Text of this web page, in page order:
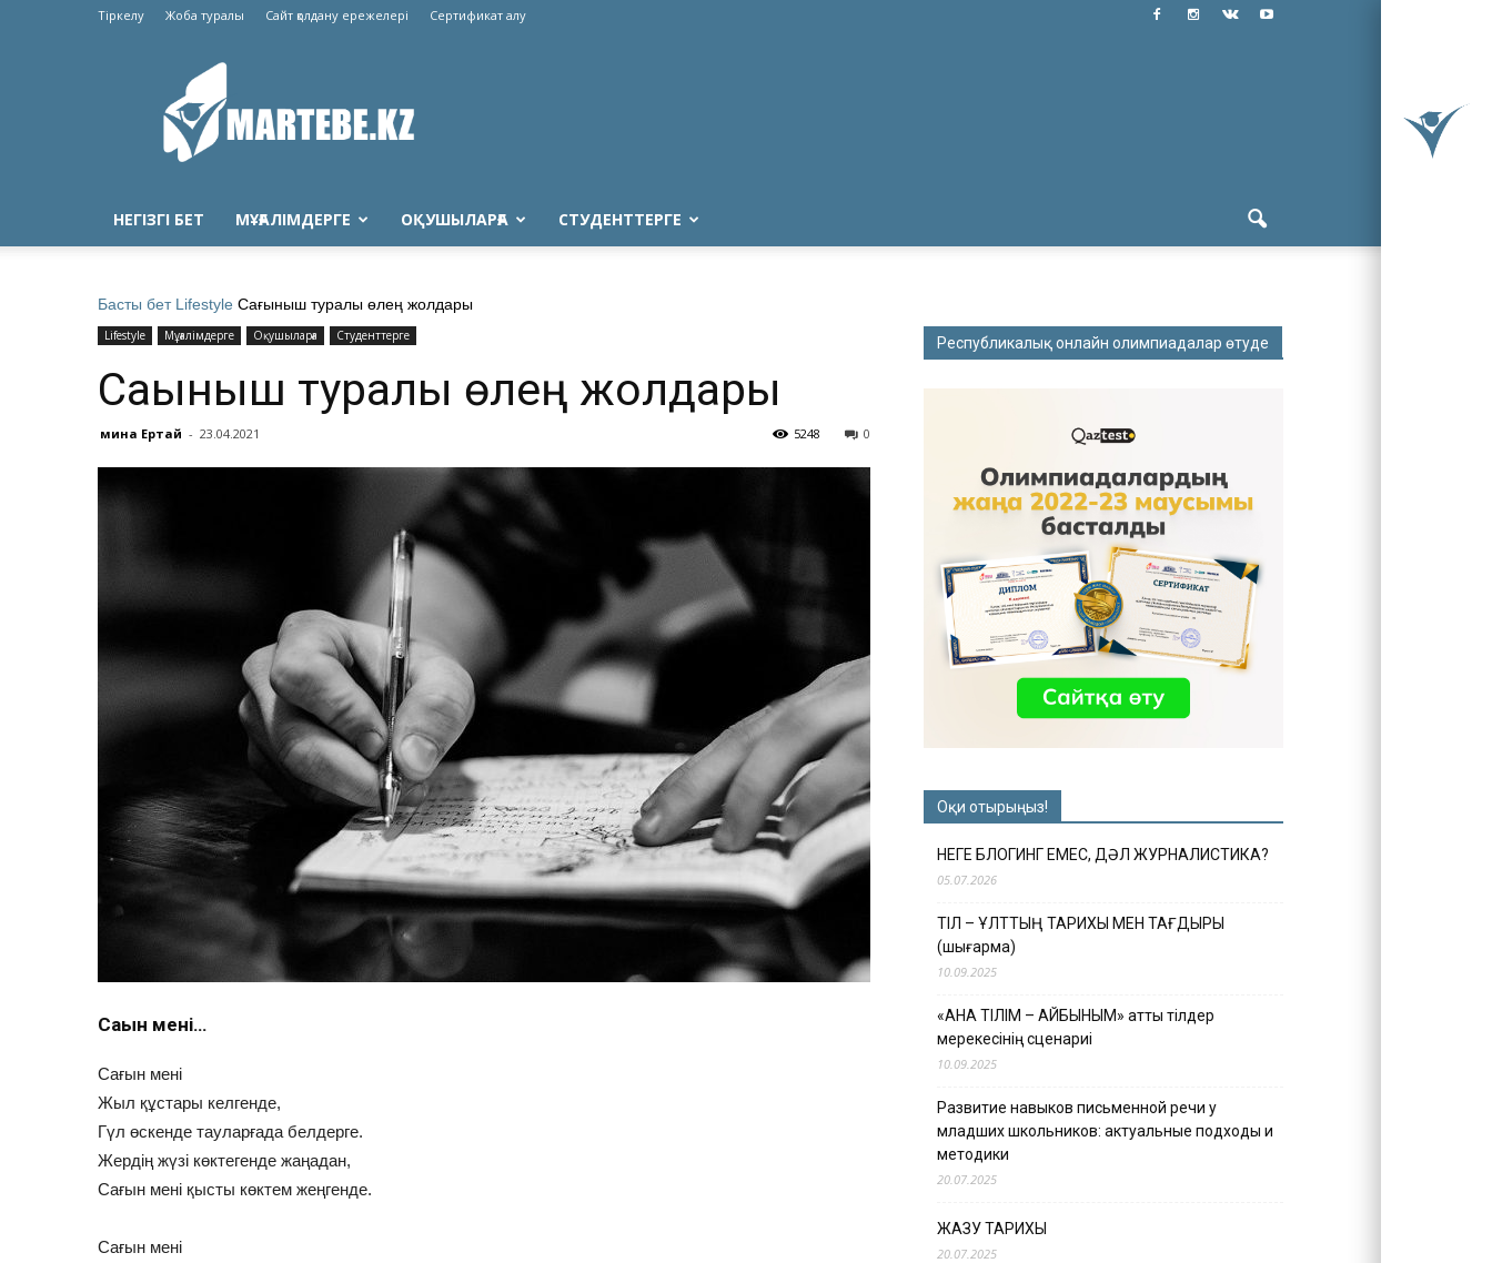
Тіркелу Жоба туралы Сайт қолдану ережелері Сертификат алу
Martebe.kz
білім
сайты
НЕГІЗГІ БЕТ МҰҒАЛІМДЕРГЕ ОҚУШЫЛАРҒА СТУДЕНТТЕРГЕ
Басты бет Lifestyle Сағыныш туралы өлең жолдары
Lifestyle Мұғалімдерге Оқушыларға Студенттерге
Сағыныш туралы өлең жолдары
Әмина Ертай - 23.04.2021 0
5248
Сағын мені…
Сағын мені
Жыл құстары келгенде,
Гүл өскенде тауларғада белдерге.
Жердің жүзі көктегенде жаңадан,
Сағын мені қысты көктем жеңгенде.
Сағын мені
Республикалық онлайн олимпиадалар өтуде
Оқи отырыңыз!
НЕГЕ БЛОГИНГ ЕМЕС, ДӘЛ ЖУРНАЛИСТИКА?
05.07.2026
ТІЛ – ҰЛТТЫҢ ТАРИХЫ МЕН ТАҒДЫРЫ
(шығарма)
10.09.2025
«АНА ТІЛІМ – АЙБЫНЫМ» атты тілдер
мерекесінің сценариі
10.09.2025
Развитие навыков письменной речи у
младших школьников: актуальные подходы и
методики
20.07.2025
ЖАЗУ ТАРИХЫ
20.07.2025